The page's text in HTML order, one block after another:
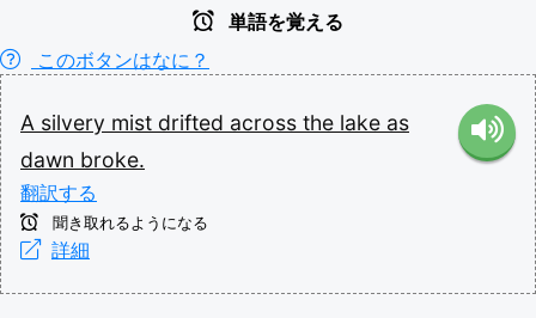
単語を覚える
このボタンはなに？
A silvery mist drifted across the lake as
dawn broke.
翻訳する
聞き取れるようになる
詳細